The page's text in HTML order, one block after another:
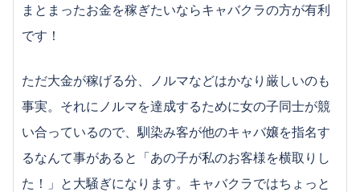
まとまったお金を稼ぎたいならキャバクラの方が有利
です！
ただ大金が稼げる分、ノルマなどはかなり厳しいのも
事実。それにノルマを達成するために女の子同士が競
い合っているので、馴染み客が他のキャバ嬢を指名す
るなんて事があると「あの子が私のお客様を横取りし
た！」と大騒ぎになります。キャバクラではちょっと